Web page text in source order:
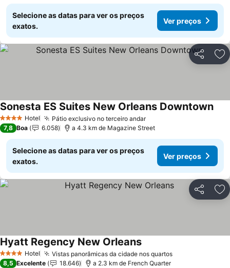
Selecione as datas para ver os preços
exatos.
Ver preços
Partilhar
4 EstrelasHotel Pátio exclusivo no terceiro andar
Sonesta ES Suites New Orleans Downtown
7,8 Boa 6.058 a 4.3 km de Magazine Street
Selecione as datas para ver os preços
exatos.
Ver preços
Partilhar
4 EstrelasHotel Vistas panorâmicas da cidade nos quartos
Hyatt Regency New Orleans
8,5 Excelente 18.646 a 2.3 km de French Quarter